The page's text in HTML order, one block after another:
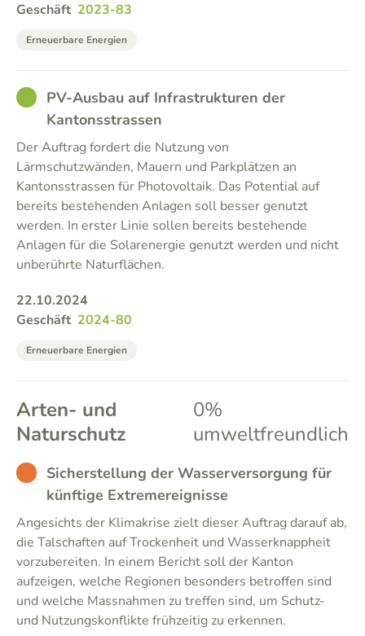
Geschäft 2023-83
Erneuerbare Energien
GOODPV-Ausbau auf Infrastrukturen der
Kantonsstrassen
Der Auftrag fordert die Nutzung von
Lärmschutzwänden, Mauern und Parkplätzen an
Kantonsstrassen für Photovoltaik. Das Potential auf
bereits bestehenden Anlagen soll besser genutzt
werden. In erster Linie sollen bereits bestehende
Anlagen für die Solarenergie genutzt werden und nicht
unberührte Naturflächen.
22.10.2024
Geschäft 2024-80
Erneuerbare Energien
Arten- und
Naturschutz
0%
umweltfreundlich
BAD Sicherstellung der Wasserversorgung für
künftige Extremereignisse
Angesichts der Klimakrise zielt dieser Auftrag darauf ab,
die Talschaften auf Trockenheit und Wasserknappheit
vorzubereiten. In einem Bericht soll der Kanton
aufzeigen, welche Regionen besonders betroffen sind
und welche Massnahmen zu treffen sind, um Schutz-
und Nutzungskonflikte frühzeitig zu erkennen.